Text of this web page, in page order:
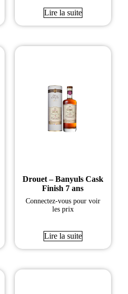
Lire la suite
Drouet – Banyuls Cask
Finish 7 ans
Connectez-vous pour voir
les prix
Lire la suite